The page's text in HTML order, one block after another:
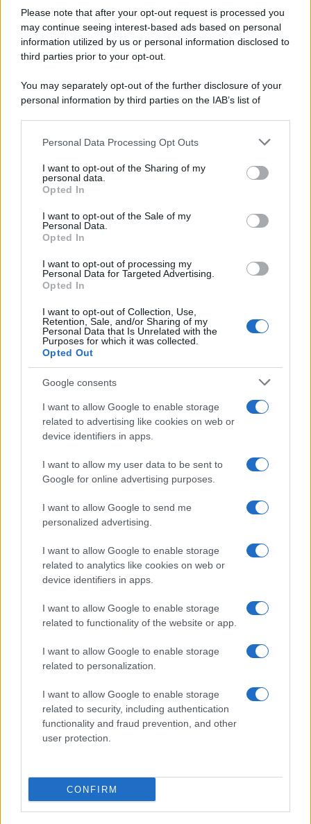
Please note that after your opt-out request is processed you
may continue seeing interest-based ads based on personal
information utilized by us or personal information disclosed to
third parties prior to your opt-out.
You may separately opt-out of the further disclosure of your
personal information by third parties on the IAB’s list of
This information may also be disclosed by us to third parties
disclose it to other third parties.
Please note that this website/app uses one or more Google
services and may gather and store information including but
not limited to your visit or usage behaviour. You may click to
grant or deny consent to Google and its third-party tags to
consent section.
Personal Data Processing Opt Outs
I want to opt-out of the Sharing of my
personal data.
Opted In
I want to opt-out of the Sale of my
Personal Data.
Opted In
I want to opt-out of processing my
Personal Data for Targeted Advertising.
Opted In
I want to opt-out of Collection, Use,
Retention, Sale, and/or Sharing of my
Personal Data that Is Unrelated with the
Purposes for which it was collected.
Opted Out
Google consents
I want to allow Google to enable storage
related to advertising like cookies on web or
device identifiers in apps.
I want to allow my user data to be sent to
Google for online advertising purposes.
I want to allow Google to send me
personalized advertising.
I want to allow Google to enable storage
related to analytics like cookies on web or
device identifiers in apps.
I want to allow Google to enable storage
related to functionality of the website or app.
I want to allow Google to enable storage
related to personalization.
I want to allow Google to enable storage
related to security, including authentication
functionality and fraud prevention, and other
user protection.
CONFIRM